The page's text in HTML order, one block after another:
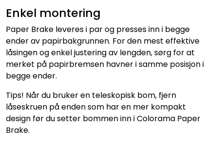
Enkel montering
Paper Brake leveres i par og presses inn i begge
ender av papirbakgrunnen. For den mest effektive
låsingen og enkel justering av lengden, sørg for at
merket på papirbremsen havner i samme posisjon i
begge ender.
Tips! Når du bruker en teleskopisk bom, fjern
låseskruen på enden som har en mer kompakt
design før du setter bommen inn i Colorama Paper
Brake.